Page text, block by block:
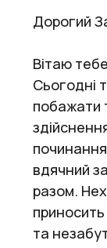
Дорогий
Вітаю
Сьогодні
побажати
вдячний
разом.
приносить
та